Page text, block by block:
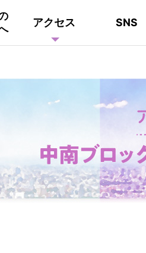
44の構成組織
印刷用パンフレット
地域活動
連合東京方針
アクセス
東部ブロック地協
三多摩ブロック地協
SNS
YouTube